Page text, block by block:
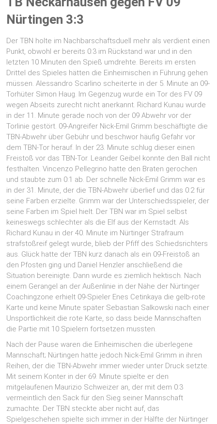
Nürtingen 3:3
Der TBN holte im Nachbarschaftsduell mehr als verdient einen
Punkt, obwohl er bereits 0:3 im Rückstand war und in den
letzten 10 Minuten den Spieß umdrehte. Bereits im ersten
Drittel des Spieles hätten die Einheimischen in Führung gehen
müssen. Alessandro Scarlino scheiterte in der 5. Minute an 09-
Torhüter Simon Haug. Im Gegenzug wurde ein Tor des FV 09
wegen Abseits zurecht nicht anerkannt. Richard Kunau wurde
in der 11. Minute gerade noch von der 09 Abwehr vor der
Torlinie gestört. 09-Angreifer Nick-Emil Grimm beschäftigte die
TBN-Abwehr über Gebühr und beschwor häufig Gefahr vor
dem TBN-Tor herauf. In der 23. Minute schlug dieser einen
Freistoß vor das TBN-Tor. Leander Geibel konnte den Ball nicht
festhalten. Vincenzo Pellegrino hatte den Braten gerochen
und staubte zum 0:1 ab. Der schnelle Nick-Emil Grimm war es
in der 31. Minute, der die TBN-Abwehr überlief und das 0:2 für
seine Farben erzielte. Grimm war der Unterschiedsspieler, der
seine Farben im Spiel hielt. Der TBN war im Spiel selbst
keineswegs schlechter als die Elf aus der Kernstadt. Als
Richard Kunau in der 40. Minute im Nürtinger Strafraum
strafstoßreif gelegt wurde, blieb der Pfiff des Schiedsrichters
aus. Glück hatte der TBN kurz danach als ein 09-Freistoß an
den Pfosten ging und Daniel Henzler anschließend die
Situation bereinigte. Dann wurde es ziemlich hektisch. Nach
einem Gerangel an der Außenlinie in der Nähe der Nürtinger
Coachingzone erhielt 09-Spieler Enes Cetinkaya die gelb-rote
Karte und keine Minute später Sebastian Salkowski nach einer
Unsportlichkeit die rote Karte, so dass beide Mannschaften
die Partie mit 10 Spielern fortsetzen mussten.
Nach der Pause waren die Einheimischen die überlegene
Mannschaft; Nürtingen hatte jedoch Nick-Emil Grimm in ihren
Reihen, der die TBN-Abwehr immer wieder unter Druck setzte.
Mit seinem Konter in der 69. Minute spielte er den
mitgelaufenen Maurizio Schweizer an, der mit dem 0:3
vermeintlich den Sack für den Sieg seiner Mannschaft
zumachte. Der TBN steckte aber nicht auf, das
Spielgeschehen spielte sich immer in der Hälfte der Nürtinger